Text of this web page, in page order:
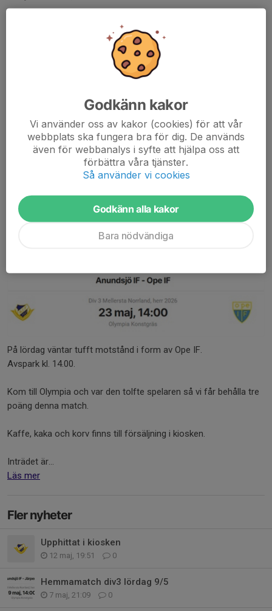
Äntligen dags för Bredbydag och även hemmamatch på Olympia
Tufft motstånd i form av Svartviks IF som har samma poäng
som oss men ligger ovanför på grund av bättre målskillnad.
Observera att matchen startar kl. 15....
Herr - Div 3 herrar
Hemmamatch div 3 lördag 23/5
På lördag väntar tufft motstånd i form av Ope IF.
Avspark kl. 14.00.
Kom till Olympia och var den tolfte spelaren så vi får behålla tre
poäng denna match.
Kaffe, kaka och korv finns till försäljning i kiosken.
Inträdet är...
Läs mer
Fler nyheter
Upphittat i kiosken
12 maj, 19:51 0
Hemmamatch div3 lördag 9/5
7 maj, 21:09 0
Godkänn kakor
Vi använder oss av kakor (cookies) för att vår
webbplats ska fungera bra för dig. De används
även för webbanalys i syfte att hjälpa oss att
förbättra våra tjänster.
Så använder vi cookies
Godkänn alla kakor
Bara nödvändiga